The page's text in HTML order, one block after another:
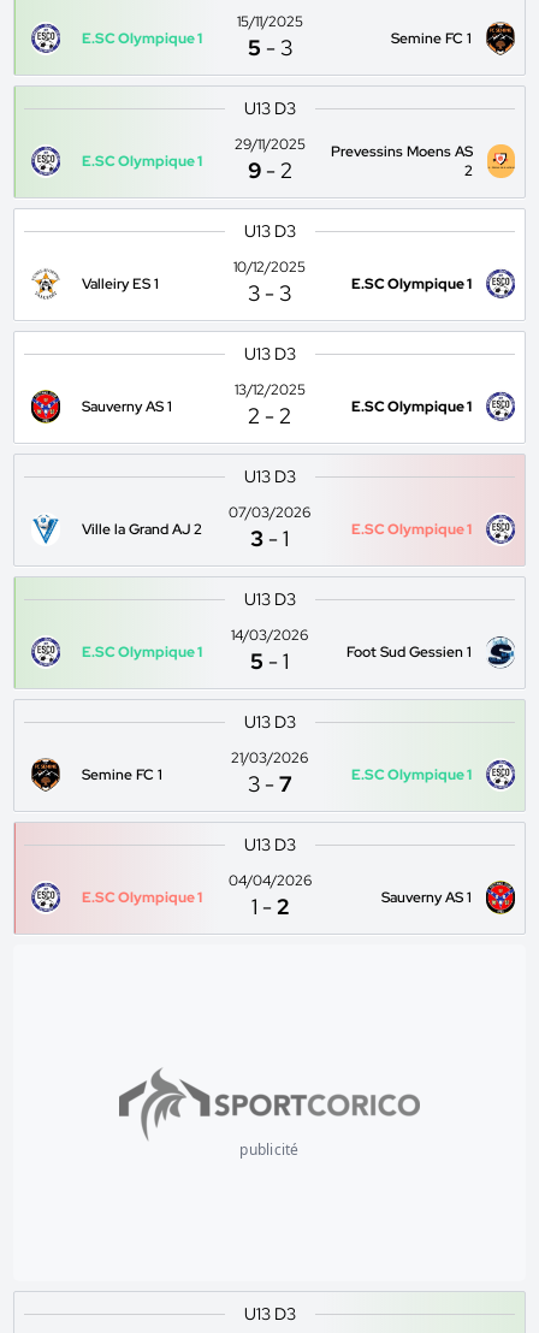
E.SC Olympique 1
15/11/2025
5 - 3 Semine FC 1
U13 D3
E.SC Olympique 1
29/11/2025
9 -2
Prevessins Moens AS
2
U13 D3
Valleiry ES 1
10/12/2025
3 - 3 E.SC Olympique 1
U13 D3
Sauverny AS 1
13/12/2025
2 -2 E.SC Olympique 1
U13 D3
Ville la Grand AJ 2
07/03/2026
3 -1 E.SC Olympique 1
U13 D3
E.SC Olympique 1
14/03/2026
5 -1 Foot Sud Gessien 1
U13 D3
Semine FC 1
21/03/2026
3 -7 E.SC Olympique 1
U13 D3
E.SC Olympique 1
04/04/2026
1 -2 Sauverny AS 1
publicité
U13 D3